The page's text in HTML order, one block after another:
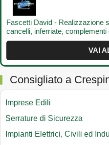
Fascetti David - Realizzazione
cancelli, inferriate, complementi
VAI
Consigliato a
Imprese Edili
Serrature di Sicurezza
Impianti Elettrici, Civili ed